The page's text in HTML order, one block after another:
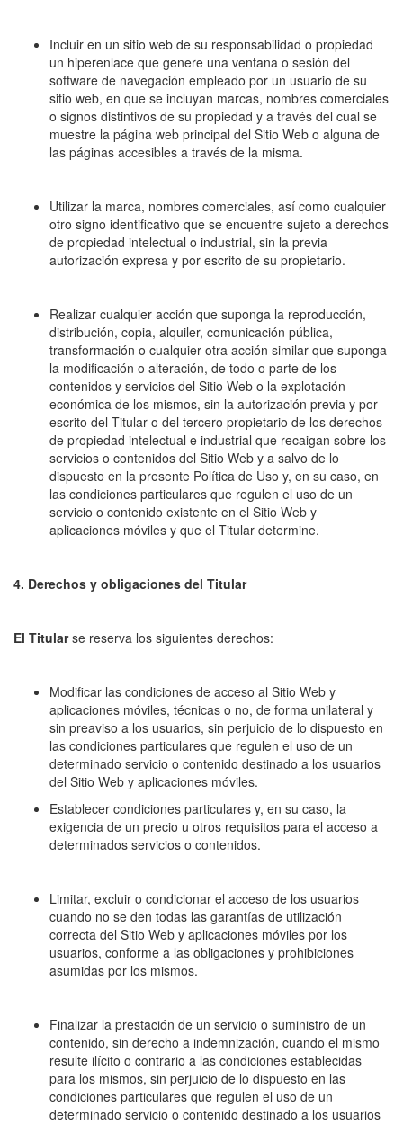
Incluir en un sitio web de su responsabilidad o propiedad
un hiperenlace que genere una ventana o sesión del
software de navegación empleado por un usuario de su
sitio web, en que se incluyan marcas, nombres comerciales
o signos distintivos de su propiedad y a través del cual se
muestre la página web principal del Sitio Web o alguna de
las páginas accesibles a través de la misma.
Utilizar la marca, nombres comerciales, así como cualquier
otro signo identificativo que se encuentre sujeto a derechos
de propiedad intelectual o industrial, sin la previa
autorización expresa y por escrito de su propietario.
Realizar cualquier acción que suponga la reproducción,
distribución, copia, alquiler, comunicación pública,
transformación o cualquier otra acción similar que suponga
la modificación o alteración, de todo o parte de los
contenidos y servicios del Sitio Web o la explotación
económica de los mismos, sin la autorización previa y por
escrito del Titular o del tercero propietario de los derechos
de propiedad intelectual e industrial que recaigan sobre los
servicios o contenidos del Sitio Web y a salvo de lo
dispuesto en la presente Política de Uso y, en su caso, en
las condiciones particulares que regulen el uso de un
servicio o contenido existente en el Sitio Web y
aplicaciones móviles y que el Titular determine.
4. Derechos y obligaciones del Titular
El Titularse reserva los siguientes derechos:
Modificar las condiciones de acceso al Sitio Web y
aplicaciones móviles, técnicas o no, de forma unilateral y
sin preaviso a los usuarios, sin perjuicio de lo dispuesto en
las condiciones particulares que regulen el uso de un
determinado servicio o contenido destinado a los usuarios
del Sitio Web y aplicaciones móviles.
Establecer condiciones particulares y, en su caso, la
exigencia de un precio u otros requisitos para el acceso a
determinados servicios o contenidos.
Limitar, excluir o condicionar el acceso de los usuarios
cuando no se den todas las garantías de utilización
correcta del Sitio Web y aplicaciones móviles por los
usuarios, conforme a las obligaciones y prohibiciones
asumidas por los mismos.
Finalizar la prestación de un servicio o suministro de un
contenido, sin derecho a indemnización, cuando el mismo
resulte ilícito o contrario a las condiciones establecidas
para los mismos, sin perjuicio de lo dispuesto en las
condiciones particulares que regulen el uso de un
determinado servicio o contenido destinado a los usuarios